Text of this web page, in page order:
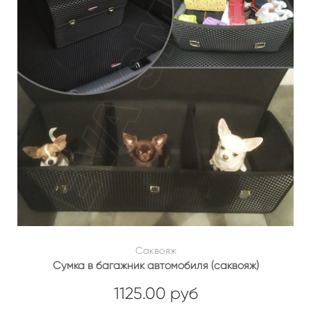
Саквояж
Сумка в багажник автомобиля (саквояж)
1125.00 руб